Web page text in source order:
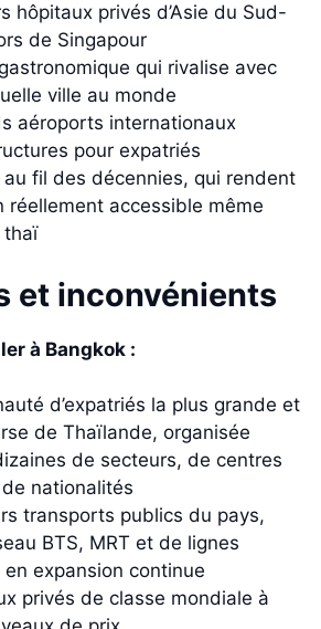
hôpitaux privés d’Asie du Sud-
de Singapour
qui rivalise avec
ville au monde
aéroports internationaux
pour expatriés
fil des décennies, qui rendent
réellement accessible même
thaï
et inconvénients
à Bangkok :
d’expatriés la plus grande et
de Thaïlande, organisée
de secteurs, de centres
nationalités
transports publics du pays,
BTS, MRT et de lignes
expansion continue
privés de classe mondiale à